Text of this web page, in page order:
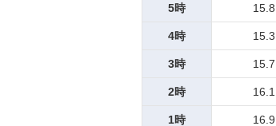
5時 15.8
4時 15.3
3時 15.7
2時 16.1
1時 16.9